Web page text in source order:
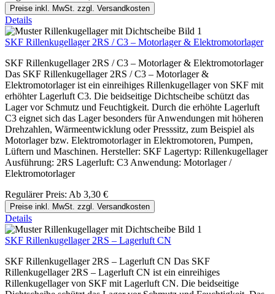
Preise inkl. MwSt. zzgl. Versandkosten
Details
SKF Rillenkugellager 2RS / C3 – Motorlager & Elektromotorlager
SKF Rillenkugellager 2RS / C3 – Motorlager & Elektromotorlager
Das SKF Rillenkugellager 2RS / C3 – Motorlager &
Elektromotorlager ist ein einreihiges Rillenkugellager von SKF mit
erhöhter Lagerluft C3. Die beidseitige Dichtscheibe schützt das
Lager vor Schmutz und Feuchtigkeit. Durch die erhöhte Lagerluft
C3 eignet sich das Lager besonders für Anwendungen mit höheren
Drehzahlen, Wärmeentwicklung oder Presssitz, zum Beispiel als
Motorlager bzw. Elektromotorlager in Elektromotoren, Pumpen,
Lüftern und Maschinen. Hersteller: SKF Lagertyp: Rillenkugellager
Ausführung: 2RS Lagerluft: C3 Anwendung: Motorlager /
Elektromotorlager
Regulärer Preis: Ab 3,30 €
Preise inkl. MwSt. zzgl. Versandkosten
Details
SKF Rillenkugellager 2RS – Lagerluft CN
SKF Rillenkugellager 2RS – Lagerluft CN Das SKF
Rillenkugellager 2RS – Lagerluft CN ist ein einreihiges
Rillenkugellager von SKF mit Lagerluft CN. Die beidseitige